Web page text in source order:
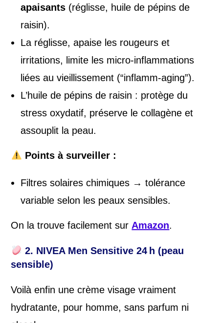
apaisants (réglisse, huile de pépins de
raisin).
La réglisse, apaise les rougeurs et
irritations, limite les micro-inflammations
liées au vieillissement (“inflamm-aging”).
L’huile de pépins de raisin : protège du
stress oxydatif, préserve le collagène et
assouplit la peau.
Points à surveiller :
Filtres solaires chimiques → tolérance
variable selon les peaux sensibles.
On la trouve facilement sur Amazon.
2. NIVEA Men Sensitive 24 h (peau
sensible)
Voilà enfin une crème visage vraiment
hydratante, pour homme, sans parfum ni